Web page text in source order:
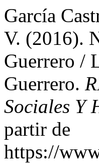
García
V. (2016).
Guerrero /
Guerrero.
Sociales Y
partir de
https://